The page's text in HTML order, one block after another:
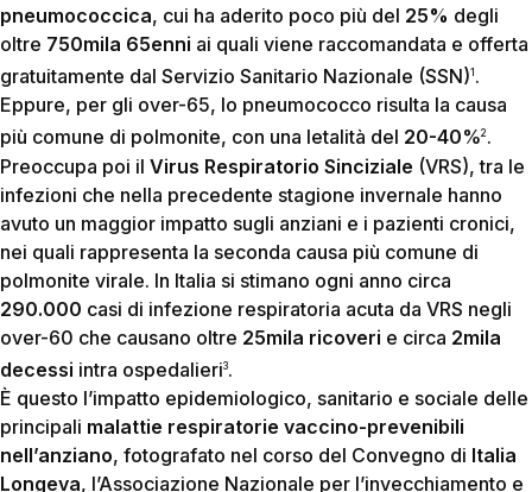
pneumococcica, cui ha aderito poco più del 25% degli
oltre 750mila 65enni ai quali viene raccomandata e offerta
gratuitamente dal Servizio Sanitario Nazionale (SSN)1 .
Eppure, per gli over-65, lo pneumococco risulta la causa
più comune di polmonite, con una letalità del 20-40%2 .
Preoccupa poi il Virus Respiratorio Sinciziale (VRS), tra le
infezioni che nella precedente stagione invernale hanno
avuto un maggior impatto sugli anziani e i pazienti cronici,
nei quali rappresenta la seconda causa più comune di
polmonite virale. In Italia si stimano ogni anno circa
290.000 casi di infezione respiratoria acuta da VRS negli
over-60 che causano oltre 25mila ricoveri e circa 2mila
decessi intra ospedalieri3.
È questo l’impatto epidemiologico, sanitario e sociale delle
principali malattie respiratorie vaccino-prevenibili
nell’anziano, fotografato nel corso del Convegno di Italia
Longeva, l’Associazione Nazionale per l’invecchiamento e